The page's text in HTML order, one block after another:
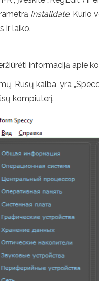
Installdate, Kurio
ir laiko.
informaciją apie
Rusų kalba, yra
kompiuterį.